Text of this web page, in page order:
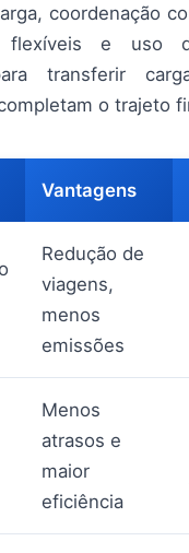
coordenação
flexíveis e uso
transferir
o trajeto
Vantagens
Redução de
viagens,
menos
emissões
Menos
atrasos e
maior
eficiência